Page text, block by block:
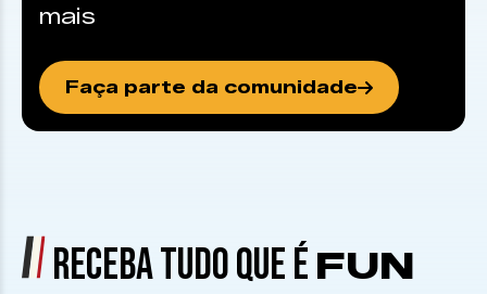
mais
Faça parte da comunidade
RECEBA TUDO QUE É FUN